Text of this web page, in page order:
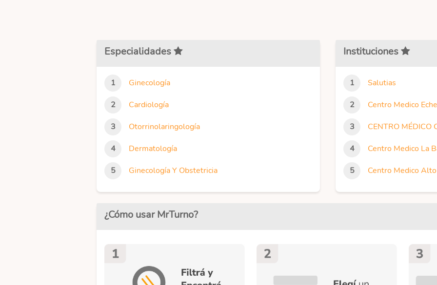
Especialidades
Ginecología
Cardiología
Otorrinolaringología
Dermatología
Ginecología Y Obstetricia
Instituciones
Salutias
Centro Medico
CENTRO MÉDICO
Centro Medico La
Centro Medico
¿Cómo usar MrTurno?